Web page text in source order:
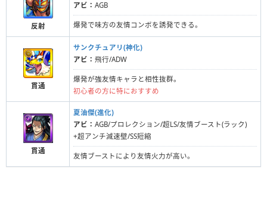
反射
アビ： AGB
爆発で味方の友情コンボを誘発できる。
貫通
サンクチュアリ(神化)
アビ： 飛行/ADW
爆発が強友情キャラと相性抜群。
初心者の方に特におすすめ
貫通
夏油傑(進化)
アビ： AGB/プロレクション/超LS/友情ブースト(ラック)
+超アンチ減速壁/SS短縮
友情ブーストにより友情火力が高い。